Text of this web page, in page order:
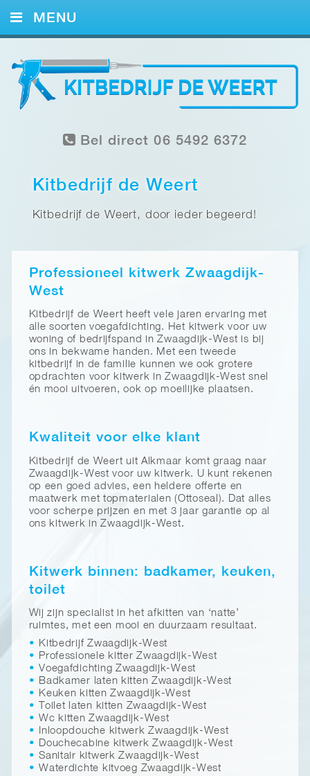
Bel direct 06 5492 6372
MENU
KITWERK
FOTO’S
REFERENTIES
Kitbedrijf de Weert
Kitbedrijf de Weert, door ieder begeerd!
Professioneel kitwerk Zwaagdijk-
West
Kitbedrijf de Weert heeft vele jaren ervaring met
alle soorten voegafdichting. Het kitwerk voor uw
woning of bedrijfspand in Zwaagdijk-West is bij
ons in bekwame handen. Met een tweede
kitbedrijf in de familie kunnen we ook grotere
opdrachten voor kitwerk in Zwaagdijk-West snel
én mooi uitvoeren, ook op moeilijke plaatsen.
Kwaliteit voor elke klant
Kitbedrijf de Weert uit Alkmaar komt graag naar
Zwaagdijk-West voor uw kitwerk. U kunt rekenen
op een goed advies, een heldere offerte en
maatwerk met topmaterialen (Ottoseal). Dat alles
voor scherpe prijzen en met 3 jaar garantie op al
ons kitwerk in Zwaagdijk-West.
Kitwerk binnen: badkamer, keuken,
toilet
Wij zijn specialist in het afkitten van ‘natte’
ruimtes, met een mooi en duurzaam resultaat.
Kitbedrijf Zwaagdijk-West
Professionele kitter Zwaagdijk-West
Voegafdichting Zwaagdijk-West
Badkamer laten kitten Zwaagdijk-West
Keuken kitten Zwaagdijk-West
Toilet laten kitten Zwaagdijk-West
Wc kitten Zwaagdijk-West
Inloopdouche kitwerk Zwaagdijk-West
Douchecabine kitwerk Zwaagdijk-West
Sanitair kitwerk Zwaagdijk-West
Waterdichte kitvoeg Zwaagdijk-West